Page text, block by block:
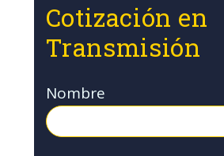
Cotización en
Transmisión
Nombre